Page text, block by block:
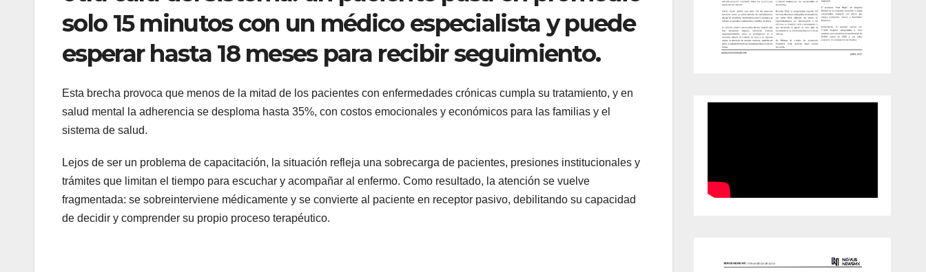
solo 15 minutos con un médico especialista y puede
esperar hasta 18 meses para recibir seguimiento.
Esta brecha provoca que menos de la mitad de los pacientes con enfermedades crónicas cumpla su tratamiento, y en
salud mental la adherencia se desploma hasta 35%, con costos emocionales y económicos para las familias y el
sistema de salud.
Lejos de ser un problema de capacitación, la situación refleja una sobrecarga de pacientes, presiones institucionales y
trámites que limitan el tiempo para escuchar y acompañar al enfermo. Como resultado, la atención se vuelve
fragmentada: se sobreinterviene médicamente y se convierte al paciente en receptor pasivo, debilitando su capacidad
de decidir y comprender su propio proceso terapéutico.